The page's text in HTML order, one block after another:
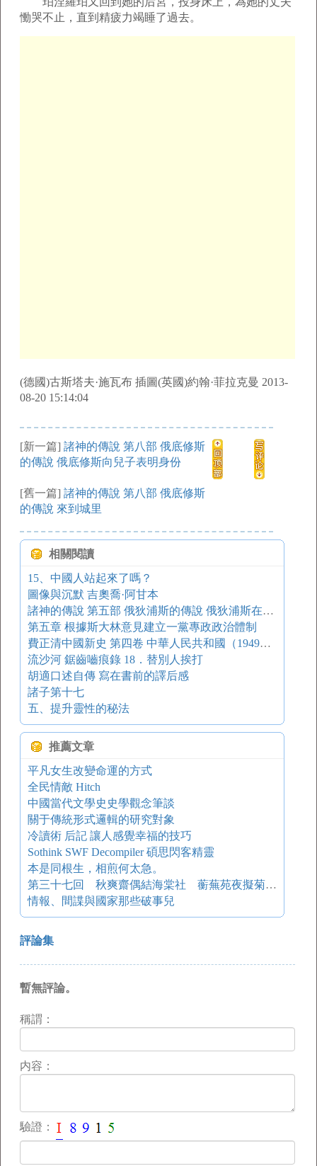
慟哭不止，直到精疲力竭睡了過去。
(德國)古斯塔夫·施瓦布 插圖(英國)約翰·菲拉克曼 2013-
08-20 15:14:04
[新一篇] 諸神的傳說 第八部 俄底修斯
的傳說 俄底修斯向兒子表明身份
[舊一篇] 諸神的傳說 第八部 俄底修斯
的傳說 來到城里
相關閱讀
15、中國人站起來了嗎？
圖像與沉默 吉奧喬·阿甘本
諸神的傳說 第五部 俄狄浦斯的傳說 俄狄浦斯在科羅諾斯
第五章 根據斯大林意見建立一黨專政政治體制
費正清中國新史 第四卷 中華人民共和國（1949——1991） 第二十一章 鄧小平的改革（一九七八——一九八八）
流沙河 鋸齒嚙痕錄 18．替別人挨打
胡適口述自傳 寫在書前的譯后感
諸子第十七
五、提升靈性的秘法
推薦文章
平凡女生改變命運的方式
全民情敵 Hitch
中國當代文學史史學觀念筆談
關于傳統形式邏輯的研究對象
冷讀術 后記 讓人感覺幸福的技巧
Sothink SWF Decompiler 碩思閃客精靈
本是同根生，相煎何太急。
第三十七回 秋爽齋偶結海棠社 蘅蕪苑夜擬菊花題
情報、間諜與國家那些破事兒
評論集
暫無評論。
稱謂：
内容：
驗證：